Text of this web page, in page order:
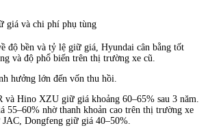
giá và chi phí phụ tùng
độ bền và tỷ lệ giữ giá, Hyundai cân bằng tốt
và độ phổ biến trên thị trường xe cũ.
hưởng lớn đến vốn thu hồi.
và Hino XZU giữ giá khoảng 60–65% sau 3 năm.
55–60% nhờ thanh khoản cao trên thị trường xe
Dongfeng giữ giá 40–50%.